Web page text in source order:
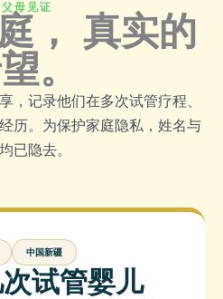
母见证
， 真实的
。
，记录他们在多次试管疗程、
历。为保护家庭隐私，姓名与
已隐去。
中国新疆
试管婴儿